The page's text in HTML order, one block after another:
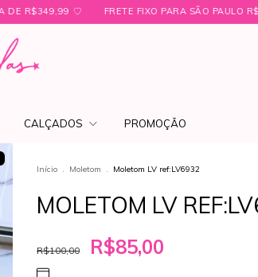
FRETE FIXO PARA SÃO PAULO R$19,00 ㅤ♡ㅤ
CALÇADOS PROMOÇÃO
Início . Moletom . Moletom LV ref:LV6932
MOLETOM LV
R$100,00 R$85,00